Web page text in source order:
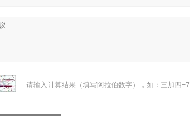
请输入计算结果（填写阿拉伯数字），如：三加四=7